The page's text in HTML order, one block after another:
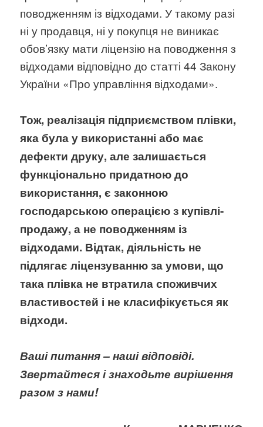
поводженням із відходами. У такому разі
ні у продавця, ні у покупця не виникає
обов’язку мати ліцензію на поводження з
відходами відповідно до статті 44 Закону
України «Про управління відходами».
Тож, реалізація підприємством плівки,
яка була у використанні або має
дефекти друку, але залишається
функціонально придатною до
використання, є законною
господарською операцією з купівлі-
продажу, а не поводженням із
відходами. Відтак, діяльність не
підлягає ліцензуванню за умови, що
така плівка не втратила споживчих
властивостей і не класифікується як
відходи.
Ваші питання – наші відповіді.
Звертайтеся і знаходьте вирішення
разом з нами!